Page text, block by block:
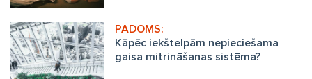
Kāpēc iekštelpām nepieciešama
gaisa mitrināšanas sistēma?